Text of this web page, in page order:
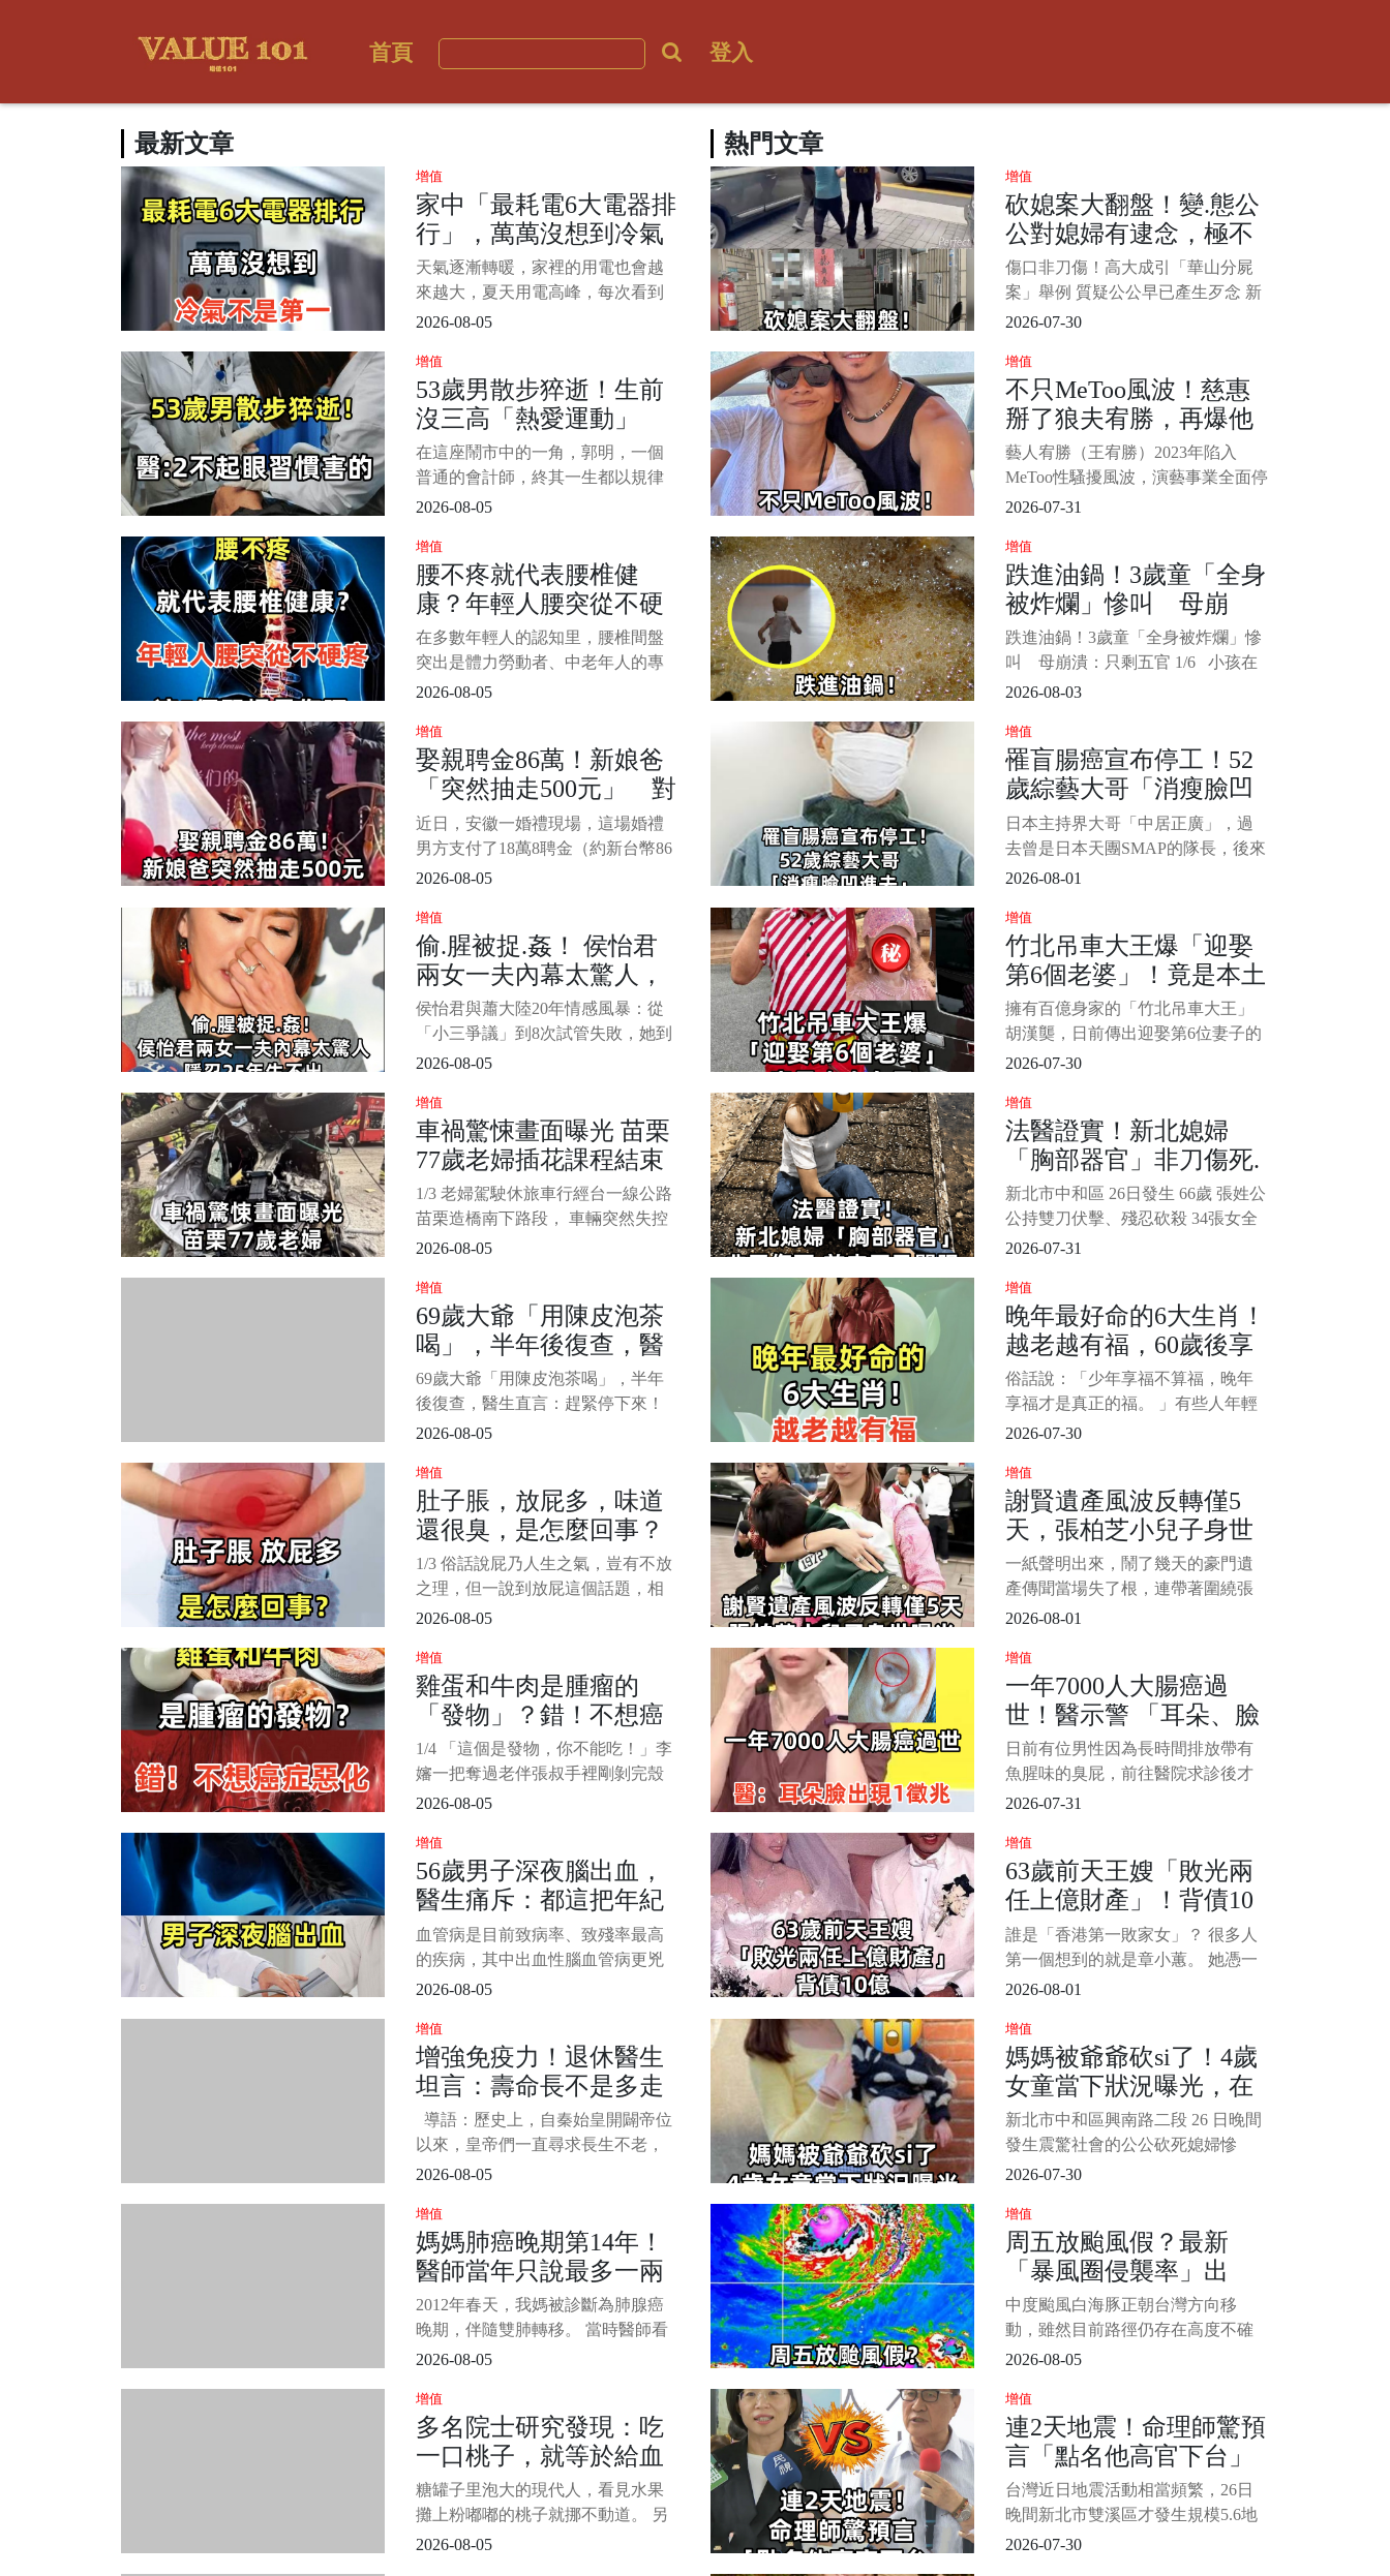
首頁 登入
最新文章
增值
家中「最耗電6大電器排
行」，萬萬沒想到冷氣
不是第一
天氣逐漸轉暖，家裡的用電也會越
來越大，夏天用電高峰，每次看到
賬單電費漲漲就心疼，現在告訴大
著了，特別耗錢！要說家裡耗電問
題，大家不謀而合首先想到的就是
空調；特別是在夏季，絕對是離不
開空調的，所以也帶動了家中電量
的增長。 但家裡產生的所有電量
中，空調竟不
2026-08-05
增值
53歲男散步猝逝！生前
沒三高「熱愛運動」
醫生嘆息：2不起眼習慣
害的
在這座鬧市中的一角，郭明，一個
普通的會計師，終其一生都以規律
的生活和穩定的工作著稱。 53歲的
計工作已有30年之久，準時的作息
和保持日常散步成了他生活中不變
的節奏。 1/9 某個清涼的夜晚，郭
明像往常一樣在小區的步行道上
2026-08-05
增值
腰不疼就代表腰椎健
康？年輕人腰突從不硬
疼，這5個習慣最傷腰
在多數年輕人的認知里，腰椎間盤
突出是體力勞動者、中老年人的專
屬骨科病。 只要腰部沒有尖銳刺
動，就默認腰椎毫無問題。 偶爾久
坐后的腰酸、發脹、臀部發緊，只
會當成普通疲勞，揉一揉、歇一歇
就拋之腦後。 但近幾年臨床數據徹
底顛覆了這一認知：20至35歲的年
輕群體，已經
2026-08-05
增值
娶親聘金86萬！新娘爸
「突然抽走500元」 對
女婿大喊「別為錢矇蔽
眼睛」
近日，安徽一婚禮現場，這場婚禮
男方支付了18萬8聘金（約新台幣86
萬元），不過婚禮進行到一半，新
500元的聘金，笑稱「意思到了就
行」，並對新郎喊話：「年輕人不
要為金錢蒙蔽了自己的婚姻。 」 網
友：這個老丈人做出拒絕聘金的表
率，這才是真的愛女兒！ 1/2
2026-08-05
增值
偷.腥被捉.姦！ 侯怡君
兩女一夫內幕太驚人，
隱忍25年生不出，蕭大
陸海外39歲兒子遭曝
光...
侯怡君與蕭大陸20年情感風暴：從
「小三爭議」到8次試管失敗，她到
底經歷了什麼？ 在台灣娛樂圈，有
反而像一部長篇連續劇，劇情一波
接一波，讓旁觀者看得目不暇接。
侯怡君和蕭大陸的感情，就是這樣
一段持續超過20年的複雜關係。 從
早年的「三角戀爭議」，到婚後爆
2026-08-05
增值
車禍驚悚畫面曝光 苗栗
77歲老婦插花課程結束
返家途中疑自撞身亡
1/3 老婦駕駛休旅車行經台一線公路
苗栗造橋南下路段， 車輛突然失控
自撞路邊護欄，並撞毀... 77歲周姓
台一線公路苗栗造橋南下路段， 車
輛突然失控自撞路邊護欄，並撞毀
路邊電線桿、電信桿及閃燈號誌
桿，車體扭曲嚴重變形，老婦一度
受困車內，傷勢嚴重，送醫急救後
2026-08-05
增值
69歲大爺「用陳皮泡茶
喝」，半年後復查，醫
生直言：趕緊停下來！
69歲大爺「用陳皮泡茶喝」，半年
後復查，醫生直言：趕緊停下來！
1/4 在人們追求健康生活的漫漫征
家都渴望找到那把開啟健康之門的
鑰匙。69 歲的老張，便是眾多養生
探索者中的一員。 他身形清瘦，歲
月在他臉上刻下了深深的痕跡，但
2026-08-05
增值
肚子脹，放屁多，味道
還很臭，是怎麼回事？
跟肝不好有關係嗎？
1/3 俗話說屁乃人生之氣，豈有不放
之理，但一說到放屁這個話題，相
信很多人都是拒絕的，甚至感覺已
到自己某次在公告場合沒忍住放屁
的尷尬「糗事」。 有網友私信，經
常感到肚子脹氣，放屁次數多，味
道還很臭，不知道是怎麼回事?聽別
人說這跟肝不好有關係，是真的嗎?
下面就具體
2026-08-05
增值
雞蛋和牛肉是腫瘤的
「發物」？錯！不想癌
症惡化，避開3個飲食坑
1/4 「這個是發物，你不能吃！」李
嬸一把奪過老伴張叔手裡剛剝完殼
的雞蛋。 張叔無奈拿起筷子，夾起
拿走，「這個你也不能吃，以後像
牛羊肉、魚蝦這些你都不能吃，都
是發物」。 張叔生氣地說：「哪來
那麼多規矩，這又是發物，那又不
給吃」。 李嬸也當仁不讓：「你
2026-08-05
增值
56歲男子深夜腦出血，
醫生痛斥：都這把年紀
了，這兩件事還在做！
血管病是目前致病率、致殘率最高
的疾病，其中出血性腦血管病更兇
險。 腦出血是指非外傷性腦實質內
為中風，且占所有中風的
20％~30％。 一旦爆發，很容易造成
偏癱，嚴重時可導致死亡。 在醫院
病床上，56歲的老王一動不動地躺
著，活動手指都變得非常費力，而
旁
2026-08-05
增值
增強免疫力！退休醫生
坦言：壽命長不是多走
路和多睡覺，而是堅持2
件小事「晚年健康長
壽」
導語：歷史上，自秦始皇開闢帝位
以來，皇帝們一直尋求長生不老，
即永生，從派徐福仙道求葯開始，
但結果很顯然全部以失敗告終。 漸
漸地，從皇帝求長生的經歷來看，
似乎人的壽命總會到達盡頭，因此
人們相信天命所歸。 其實，永生和
延長壽命是兩回事，難度一
2026-08-05
增值
媽媽肺癌晚期第14年！
醫師當年只說最多一兩
年，我們不是靠奇蹟，
全靠做對了「這3件事」
2012年春天，我媽被診斷為肺腺癌
晚期，伴隨雙肺轉移。 當時醫師看
著CT影像沉默了很久，最後才慢慢
爭取一到兩年」 那一刻，我手裡的
病歷幾乎拿不穩。 1/7 我那年才剛大
學畢業，原本還在想著工作、存
錢、未來要怎麼走。 沒想到人生忽
2026-08-05
增值
多名院士研究發現：吃
一口桃子，就等於給血
脂添一次污，真假？
糖罐子里泡大的現代人，看見水果
攤上粉嘟嘟的桃子就挪不動道。 另
一邊體檢單上明晃晃的甘油三酯箭
2026-08-05
熱門文章
增值
砍媳案大翻盤！變.態公
公對媳婦有逮念，極不
尋常舉動曝光...
傷口非刀傷！高大成引「華山分屍
案」舉例 質疑公公早已產生歹念 新
北市中和區公公狠砍媳婦命案，今
節！檢警進行遺體採證時，發現張
姓死者兩側胸部器官竟離奇遺失，
且傷口邊緣並非平整刀傷，疑為不
明撕裂傷。 對此，知名法醫高大成
受訪時直言，兇手在短時間內刻意
針對女性特定
2026-07-30
增值
不只MeToo風波！慈惠
掰了狼夫宥勝，再爆他
長年惡習...
藝人宥勝（王宥勝）2023年陷入
MeToo性騷擾風波，演藝事業全面停
擺，2025年二審遭判刑8個月，緩刑
名義活動，其家庭狀態也成為外界
關注焦點。 近日更有傳聞指出，其
身分證配偶欄已悄然空白，雖然老
婆慈惠（林慈惠）並未正式說明婚
姻現況，但她昨（12）日凌晨
2026-07-31
增值
跌進油鍋！3歲童「全身
被炸爛」慘叫 母崩
潰：只剩五官
跌進油鍋！3歲童「全身被炸爛」慘
叫 母崩潰：只剩五官 1/6 小孩在
玩耍時大人千萬要注意周遭環境安
童和小朋友追逐打鬧，結果不慎跌
進滾燙油鍋，男童送醫後全身65%的
面積燒傷，媽媽看了崩潰喊「就像
被剝了皮的羔羊一樣」。
2026-08-03
增值
罹盲腸癌宣布停工！52
歲綜藝大哥「消瘦臉凹
進去」公司鬆口「叫救
護車2度手術」憔悴模樣
曝
日本主持界大哥「中居正廣」，過
去曾是日本天團SMAP的隊長，後來
從偶像界轉戰綜藝圈後，靠著帥氣
觀眾的喜愛，雖然後來爆出不少醜
聞，但在日本地位依然崇高。 只是
2022年傳出，打拚超過30年以來，
幾乎沒有請過長假的他，突然宣布
停工休養1個月，後面就有知情人士
透露，
2026-08-01
增值
竹北吊車大王爆「迎娶
第6個老婆」！竟是本土
女星「她親自回應了」
擁有百億身家的「竹北吊車大王」
胡漢龑，日前傳出迎娶第6位妻子的
消息，對象竟是資深歌手池秋美！
聞，池秋美26日親自在臉書發文闢
謠，強調兩人根本不是夫妻關係，
她還幽默表示「聽說他的家後都排
到老五了，我再擠進去不就變老六
了！」
2026-07-30
增值
法醫證實！新北媳婦
「胸部器官」非刀傷死.
前來不及闔眼、慘狀令
人心疼...
新北市中和區 26日發生 66歲 張姓公
公持雙刀伏擊、殘忍砍殺 34張女全
身慘遭砍刀，致命傷位於頸部，導
不及閔眼便離世， 1/4 死狀公寓相
當慘慘慘慘死於樓梯間。 發後一度
傳出死者高度敏感器官遭割除離奇
消失，欠社會；然而法醫
2026-07-31
增值
晚年最好命的6大生肖！
越老越有福，60歲後享
清福！
俗話說：「少年享福不算福，晚年
享福才是真正的福。 」有些人年輕
時吃過不少苦，努力打拚、默默耕
富、健康與家庭三豐收。 命理學認
為，有些生肖天生福澤深厚，尤其
到了晚年，更容易苦盡甘來，越活
越幸福。 今天就一起來看看，晚年
最好命的六大生肖，看看有沒有你
或你的家人！
2026-07-30
增值
謝賢遺產風波反轉僅5
天，張柏芝小兒子身世
曝光，是我們誤會了
一紙聲明出來，鬧了幾天的豪門遺
產傳聞當場失了根，連帶著圍繞張
柏芝小兒子的身世猜測，也被證明
路上突然冒出一份說得極細的“遺囑
內容”，其中最扎眼的說法，是大部
分資產留給了兩位長孫，剩下一部
分由謝霆鋒和謝婷婷分配
2026-08-01
增值
一年7000人大腸癌過
世！醫示警 「耳朵、臉
出現1徵兆」趕快就醫
日前有位男性因為長時間排放帶有
魚腥味的臭屁，前往醫院求診後才
發現已經罹患大腸癌末期，醫生也
化，應盡快前往醫療院所接受檢
查。 1/6 中醫師吳宏乾在《健康
2.0》節目中表示，藉由觀察反射區
域能夠掌握健康狀況，臉部與耳朵
的大腸反射區都能
2026-07-31
增值
63歲前天王嫂「敗光兩
任上億財產」！背債10
億「45歲復出拍海片」
近況令人咋舌...
誰是「香港第一敗家女」？ 很多人
第一個想到的就是章小蕙。 她憑一
己之力讓兩任億萬富豪破產，自己
億）。 為了翻身，45歲的她不惜接
拍[大尺度]電影，轟動全城。 如今62
歲的她回看半生，坦言最後悔的就
是嫁給鍾鎮濤。 1/8
2026-08-01
增值
媽媽被爺爺砍si了！4歲
女童當下狀況曝光，在
派出所說出心碎1句...
新北市中和區興南路二段 26 日晚間
發生震驚社會的公公砍死媳婦慘
案。 34 歲張姓女死者當晚前往公公
教養與金錢觀念再度與 66 歲張姓公
公爆發激烈口角。 過程中公公叫囂
「乾脆離婚算了」，張女隨口回了
一句「關你屁事」，竟徹底觸發公
公殺機，遭對方持雙
2026-07-30
增值
周五放颱風假？最新
「暴風圈侵襲率」出
爐 北北基桃最高
中度颱風白海豚正朝台灣方向移
動，雖然目前路徑仍存在高度不確
定性，但北轉的幅度將直接決定對
區將面臨最直接的威脅，民眾最關
心的週五（7日）颱風假問題，氣象
署已發布最新暴風圈侵襲機率供參
考。 圖片來源：中央氣象局 1/4 根
據
2026-08-05
增值
連2天地震！命理師驚預
言「點名他高官下台」
這黨失守大票倉
台灣近日地震活動相當頻繁，26日
晚間新北市雙溪區才發生規模5.6地
震，不到一天時間，27日上午台南
2026-07-30